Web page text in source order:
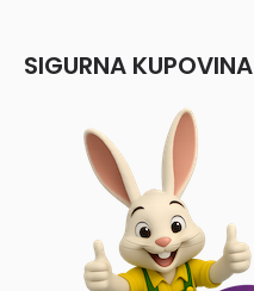
SIGURNA KUPOVINA